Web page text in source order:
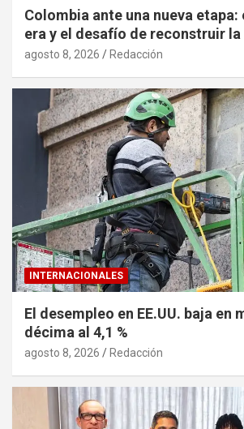
Colombia ante una nueva etapa:
era y el desafío de reconstruir
agosto 8, 2026 Redacción
INTERNACIONALES
El desempleo en EE.UU. baja en
décima al 4,1 %
agosto 8, 2026 Redacción